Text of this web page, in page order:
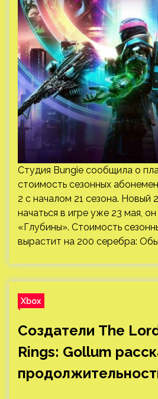
Студия Bungie сообщила о
стоимость сезонных
2 с началом 21 сезона. Новый
начаться в игре уже 23 мая,
«Глубины». Стоимость
вырастит на 200 серебра:
Xbox
Создатели The
Rings: Gollum